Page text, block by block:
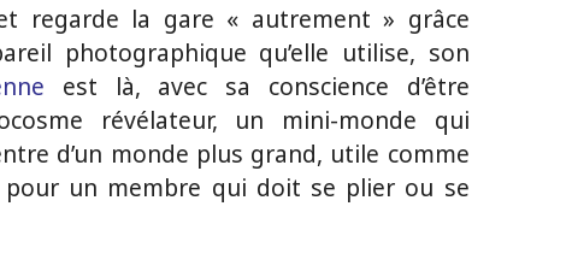
regarde la gare « autrement » grâce
photographique qu’elle utilise, son
est là, avec sa conscience d’être
révélateur, un mini-monde qui
d’un monde plus grand, utile comme
pour un membre qui doit se plier ou se